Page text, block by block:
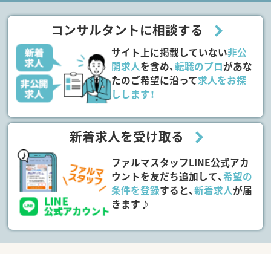
コンサルタントに相談する
サイト上に掲載していない非公
開求人を含め、転職のプロがあな
たのご希望に沿って求人をお探
しします！
新着求人を受け取る
ファルマスタッフLINE公式アカ
ウントを友だち追加して、希望の
条件を登録すると、新着求人が届
きます♪